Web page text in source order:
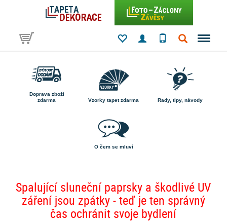
Doprava zboží
zdarma
Vzorky tapet zdarma Rady, tipy, návody
O čem se mluví
Spalující sluneční paprsky a škodlivé UV
záření jsou zpátky - teď je ten správný
čas ochránit svoje bydlení